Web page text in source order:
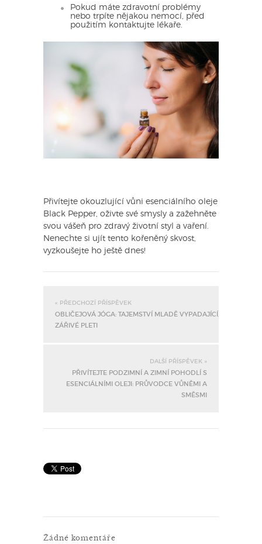
Pokud máte zdravotní problémy
nebo trpíte nějakou nemocí, před
použitím kontaktujte lékaře.
Přivítejte okouzlující vůni esenciálního oleje
Black Pepper, oživte své smysly a zažehněte
svou vášeň pro zdravý životní styl a vaření.
Nenechte si ujít tento kořeněný skvost,
vyzkoušejte ho ještě dnes!
« PŘEDCHOZÍ PŘÍSPĚVEK
OBLIČEJOVÁ JÓGA: TAJEMSTVÍ MLADĚ VYPADAJÍCÍ,
ZÁŘIVÉ PLETI
DALŠÍ PŘÍSPĚVEK »
PŘIVÍTEJTE PODZIMNÍ A ZIMNÍ POHODLÍ S
ESENCIÁLNÍMI OLEJI: PRŮVODCE VŮNĚMI A
SMĚSMI
Žádné komentáře